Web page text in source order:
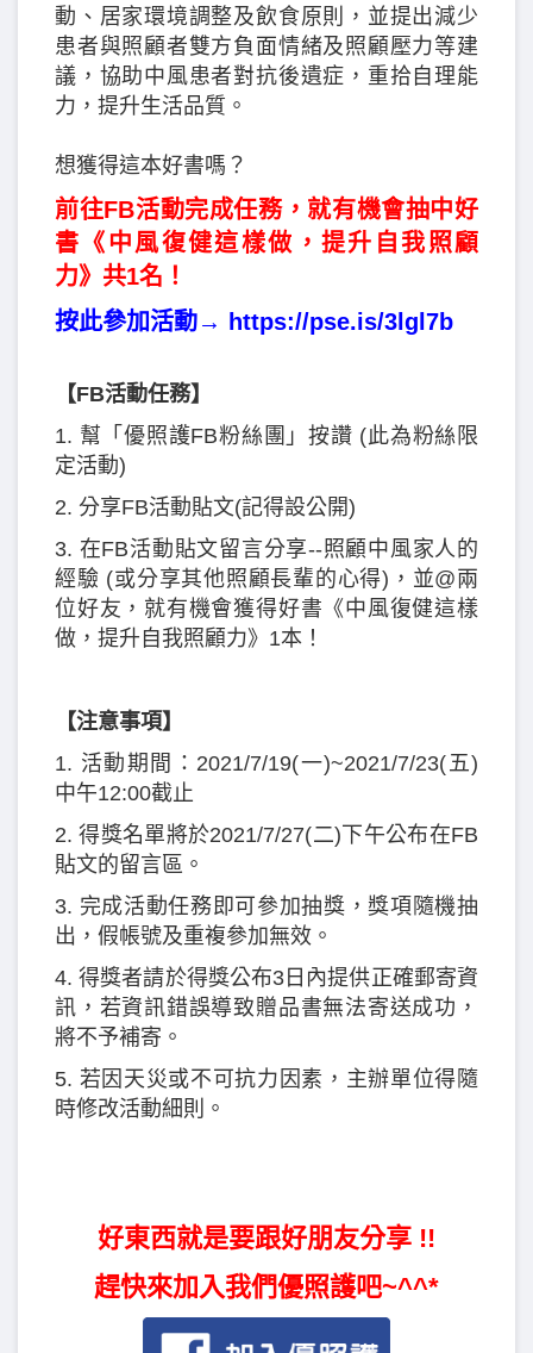
動、居家環境調整及飲食原則，並提出減少
患者與照顧者雙方負面情緒及照顧壓力等建
議，協助中風患者對抗後遺症，重拾自理能
力，提升生活品質。
想獲得這本好書嗎？
前往FB活動完成任務，就有機會抽中好
書《中風復健這樣做，提升自我照顧
力》共1名！
按此參加活動→
https://pse.is/3lgl7b
【FB活動任務】
1. 幫「優照護FB粉絲團」按讚 (此為粉絲限
定活動)
2. 分享FB活動貼文(記得設公開)
3. 在FB活動貼文留言分享--照顧中風家人的
經驗 (或分享其他照顧長輩的心得)，並@兩
位好友，就有機會獲得好書《中風復健這樣
做，提升自我照顧力》1本！
【注意事項】
1. 活動期間：2021/7/19(一)~2021/7/23(五)
中午12:00截止
2. 得獎名單將於2021/7/27(二)下午公布在FB
貼文的留言區。
3. 完成活動任務即可參加抽獎，獎項隨機抽
出，假帳號及重複參加無效。
4. 得獎者請於得獎公布3日內提供正確郵寄資
訊，若資訊錯誤導致贈品書無法寄送成功，
將不予補寄。
5. 若因天災或不可抗力因素，主辦單位得隨
時修改活動細則。
好東西就是要跟好朋友分享 !!
趕快來加入我們優照護吧~^^*